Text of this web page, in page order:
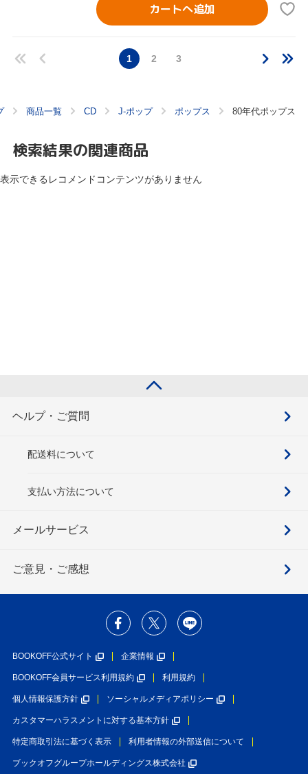
カートへ追加
1 2 3
商品一覧 CD J-ポップ ポップス 80年代ポップス
検索結果の関連商品
表示できるレコメンドコンテンツがありません
ヘルプ・ご質問
配送料について
支払い方法について
メールサービス
ご意見・ご感想
BOOKOFF公式サイト 企業情報
BOOKOFF会員サービス利用規約 利用規約
個人情報保護方針 ソーシャルメディアポリシー
カスタマーハラスメントに対する基本方針
特定商取引法に基づく表示 利用者情報の外部送信について
ブックオフグループホールディングス株式会社